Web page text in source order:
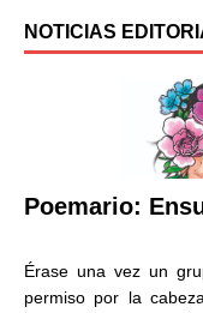
NOTICIAS
Poemario:
Érase una vez un
permiso por la